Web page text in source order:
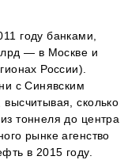
году банками,
— в Москве и
России).
с Синявским
сколько
тоннеля до центра
рынке агенство
в 2015 году.